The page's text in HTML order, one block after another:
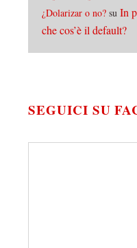
¿Dolarizar o no? su In
che cos’è il default?
SEGUICI SU